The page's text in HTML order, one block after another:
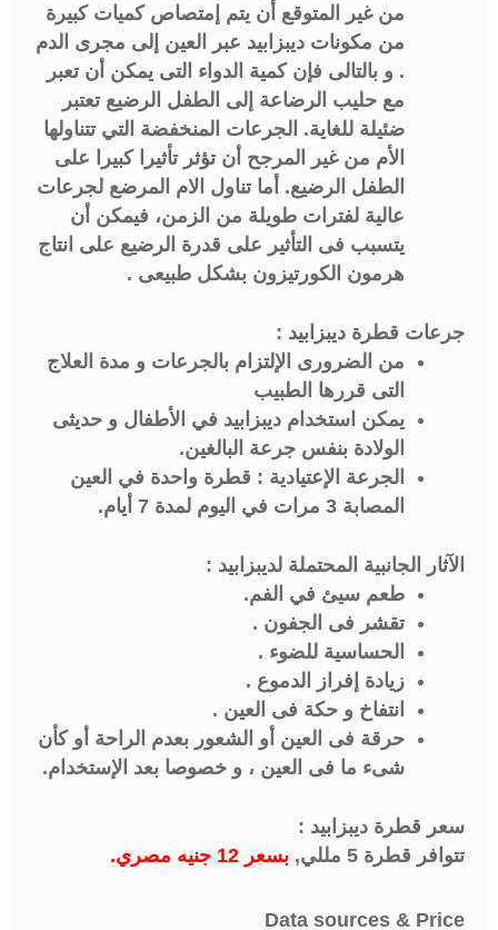
من غير المتوقع أن يتم إمتصاص كميات كبيرة
من مكونات ديبزابيد عبر العين إلى مجرى الدم
. و بالتالى فإن كمية الدواء التى يمكن أن تعبر
مع حليب الرضاعة إلى الطفل الرضيع تعتبر
ضئيلة للغاية. الجرعات المنخفضة التي تتناولها
الأم من غير المرجح أن تؤثر تأثيرا كبيرا على
الطفل الرضيع. أما تناول الام المرضع لجرعات
عالية لفترات طويلة من الزمن، فيمكن أن
يتسبب فى التأثير على قدرة الرضيع على انتاج
هرمون الكورتيزون بشكل طبيعى .
جرعات قطرة ديبزابيد :
من الضرورى الإلتزام بالجرعات و مدة العلاج
التى قررها الطبيب
يمكن استخدام ديبزابيد في الأطفال و حديثى
الولادة بنفس جرعة البالغين.
الجرعة الإعتيادية : قطرة واحدة في العين
المصابة 3 مرات في اليوم لمدة 7 أيام.
الآثار الجانبية المحتملة لديبزابيد :
طعم سيئ في الفم.
تقشر فى الجفون .
الحساسية للضوء .
زيادة إفراز الدموع .
انتفاخ و حكة فى العين .
حرقة فى العين أو الشعور بعدم الراحة أو كأن
شىء ما فى العين ، و خصوصا بعد الإستخدام.
سعر قطرة ديبزابيد :
تتوافر قطرة 5 مللي,
بسعر 12 جنيه مصري.
Data sources & Price